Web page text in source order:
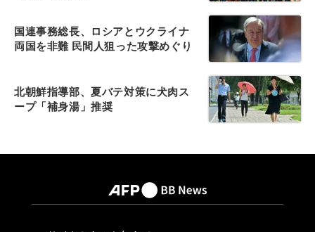
国連事務総長、ロシアとウクライナ
両国を非難 民間人狙った攻撃めぐり
北朝鮮指導部、夏バテ対策に犬肉ス
ープ「補身湯」推奨